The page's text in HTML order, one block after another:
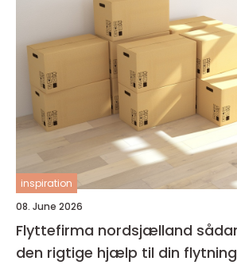
inspiration
08. June 2026
Flyttefirma nordsjælland sådan vælger du
den rigtige hjælp til din flytning